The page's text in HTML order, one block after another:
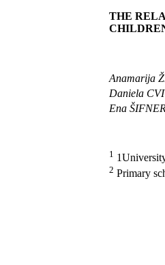
THE
Anamarija
Daniela
Ena
1
2 Primary